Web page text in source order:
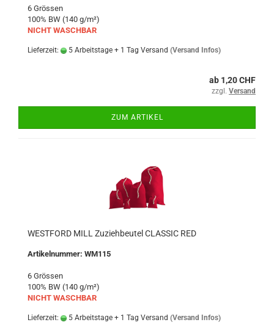
6 Grössen
100% BW (140 g/m²)
NICHT WASCHBAR
Lieferzeit: 5 Arbeitstage + 1 Tag Versand (Versand Infos)
ab 1,20 CHF
zzgl. Versand
ZUM ARTIKEL
WESTFORD MILL Zuziehbeutel CLASSIC RED
Artikelnummer: WM115
6 Grössen
100% BW (140 g/m²)
NICHT WASCHBAR
Lieferzeit: 5 Arbeitstage + 1 Tag Versand (Versand Infos)